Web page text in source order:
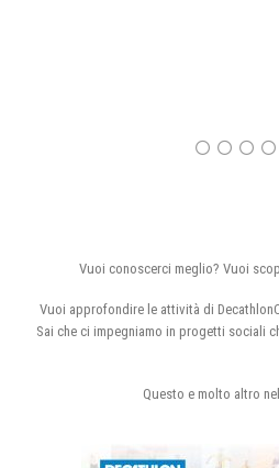
Vuoi conoscerci meglio? Vuoi
Vuoi approfondire le attività di
Sai che ci impegniamo in progetti sociali
Questo e molto altro